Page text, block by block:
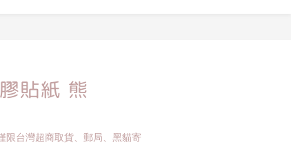
貼紙 熊
限台灣超商取貨、郵局、黑貓寄